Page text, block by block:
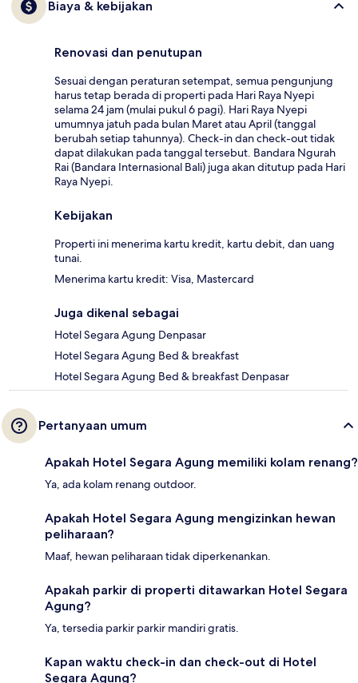
Biaya & kebijakan
Renovasi dan penutupan
Sesuai dengan peraturan setempat, semua pengunjung
harus tetap berada di properti pada Hari Raya Nyepi
selama 24 jam (mulai pukul 6 pagi). Hari Raya Nyepi
umumnya jatuh pada bulan Maret atau April (tanggal
berubah setiap tahunnya). Check-in dan check-out tidak
dapat dilakukan pada tanggal tersebut. Bandara Ngurah
Rai (Bandara Internasional Bali) juga akan ditutup pada Hari
Raya Nyepi.
Kebijakan
Properti ini menerima kartu kredit, kartu debit, dan uang
tunai.
Menerima kartu kredit: Visa, Mastercard
Juga dikenal sebagai
Hotel Segara Agung Denpasar
Hotel Segara Agung Bed & breakfast
Hotel Segara Agung Bed & breakfast Denpasar
Pertanyaan umum
Apakah Hotel Segara Agung memiliki kolam renang?
Ya, ada kolam renang outdoor.
Apakah Hotel Segara Agung mengizinkan hewan
peliharaan?
Maaf, hewan peliharaan tidak diperkenankan.
Apakah parkir di properti ditawarkan Hotel Segara
Agung?
Ya, tersedia parkir parkir mandiri gratis.
Kapan waktu check-in dan check-out di Hotel
Segara Agung?